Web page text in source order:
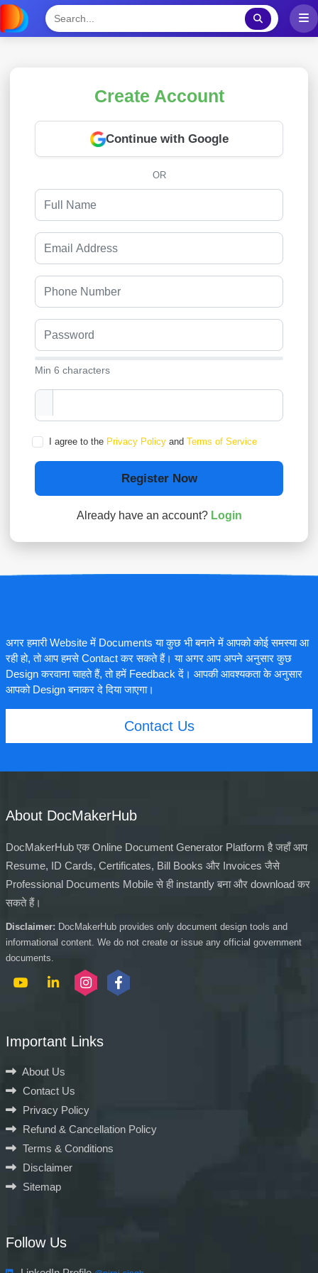
Create Account
Continue with Google
OR
Min 6 characters
I agree to the Privacy Policy and Terms of Service
Register Now
Already have an account? Login
अगर हमारी Website में Documents या कुछ भी बनाने में आपको कोई समस्या आ
रही हो, तो आप हमसे Contact कर सकते हैं। या अगर आप अपने अनुसार कुछ
Design करवाना चाहते हैं, तो हमें Feedback दें। आपकी आवश्यकता के अनुसार
आपको Design बनाकर दे दिया जाएगा।
Contact Us
About DocMakerHub
DocMakerHub एक Online Document Generator Platform है जहाँ आप
Resume, ID Cards, Certificates, Bill Books और Invoices जैसे
Professional Documents Mobile से ही instantly बना और download कर
सकते हैं।
Disclaimer: DocMakerHub provides only document design tools and
informational content. We do not create or issue any official government
documents.
Important Links
About Us
Contact Us
Privacy Policy
Refund & Cancellation Policy
Terms & Conditions
Disclaimer
Sitemap
Follow Us